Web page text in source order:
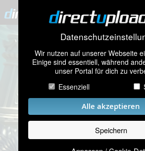
Wir nutzen auf unserer Webseite
Einige sind essentiell, während
unser Portal für dich zu
Essenziell
Alle akzeptieren
Speichern